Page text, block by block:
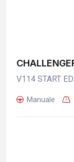
V114 START
Manuale